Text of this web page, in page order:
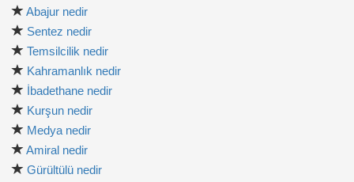
Abajur nedir
Sentez nedir
Temsilcilik nedir
Kahramanlık nedir
İbadethane nedir
Kurşun nedir
Medya nedir
Amiral nedir
Gürültülü nedir